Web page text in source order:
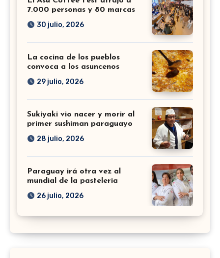
7.000 personas y 80 marcas
30 julio, 2026
La cocina de los pueblos
convoca a los asuncenos
29 julio, 2026
Sukiyaki vio nacer y morir al
primer sushiman paraguayo
28 julio, 2026
Paraguay irá otra vez al
mundial de la pastelería
26 julio, 2026